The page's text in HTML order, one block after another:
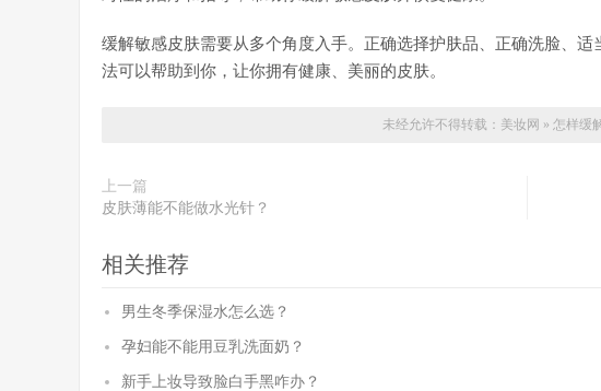
缓解敏感皮肤需要从多个角度入手。正确选择护肤品、正确洗脸、
法可以帮助到你，让你拥有健康、美丽的皮肤。
未经允许不得转载： 美妆网 » 怎样缓
上一篇
皮肤薄能不能做水光针？
相关推荐
男生冬季保湿水怎么选？
孕妇能不能用豆乳洗面奶？
新手上妆导致脸白手黑咋办？